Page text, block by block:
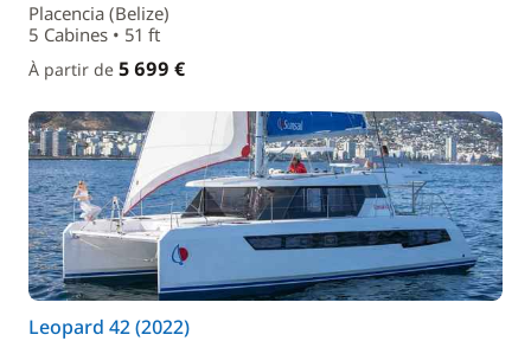
Placencia (Belize)
5 Cabines • 51 ft
À partir de 5 699 €
Leopard 42 (2022)